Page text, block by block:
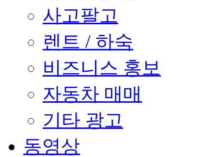
사고팔고
렌트 / 하숙
비즈니스 홍보
자동차 매매
기타 광고
동영상